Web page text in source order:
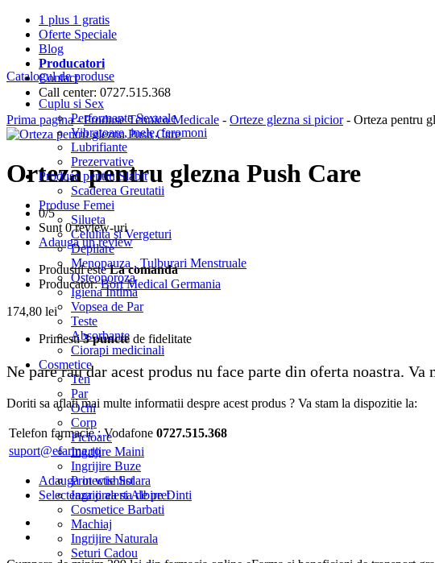
1 plus 1 gratis
Oferte Speciale
Blog
Producatori
Contact
Call center: 0727.515.368
Catalogul de produse
Cuplu si Sex
Performante Sexuale
Vibratoare, inele, feromoni
Lubrifiante
Prezervative
Produse pentru Slabit
Scaderea Greutatii
Produse Femei
Silueta
Celulita si Vergeturi
Depilare
Menopauza , Tulburari Menstruale
Osteoporoza
Igiena Intima
Vopsea de Par
Teste
Absorbante
Ciorapi medicinali
Cosmetice
Ten
Par
Ochi
Corp
Picioare
Ingrijire Maini
Ingrijire Buze
Protectie Solara
Ingrijirea si Albire Dinti
Cosmetice Barbati
Machiaj
Ingrijire Naturala
Seturi Cadou
Prima pagina-Produse Tehnico Medicale - Orteze glezna si picior- Orteza pentru
Orteza pentru glezna Push Care
0/5
Sunt 0 review-uri
Adauga un review
Produsul esteLa comanda
Producator:Bort Medical Germania
174,80 lei
Primesti3 puncte de fidelitate
Ne pare rau dar acest produs nu face parte din oferta noastra. Va
Doriti sa aflati mai multe informatii despre acest produs ? Va stam la dispozitie la:
Telefon farmacie : Vodafone 0727.515.368
suport@efarma.ro
Adauga in wishlist
Selecteaza o alerta de pret